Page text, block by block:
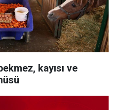
kayısı ve